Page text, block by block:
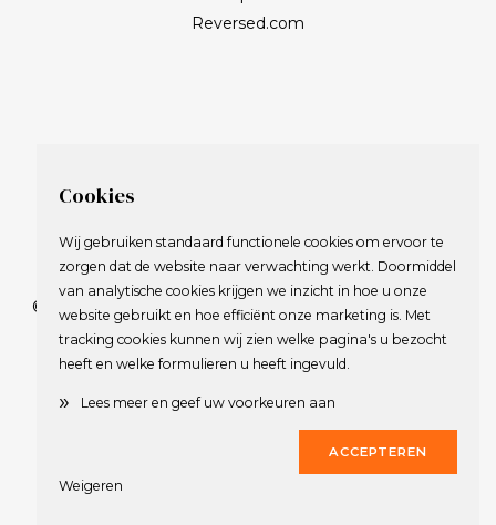
Reversed.com
© 2009-2023 Nederlandse Vereniging van Golfspelende
Journalisten.
Alle rechten voorbehouden.
Privacy Statement
Deze website werd gerealiseerd doorDirk
Cookies
Wij gebruiken standaard functionele cookies om ervoor te
zorgen dat de website naar verwachting werkt. Doormiddel
van analytische cookies krijgen we inzicht in hoe u onze
website gebruikt en hoe efficiënt onze marketing is. Met
tracking cookies kunnen wij zien welke pagina's u bezocht
heeft en welke formulieren u heeft ingevuld.
» Lees meer en geef uw voorkeuren aan
ACCEPTEREN
Weigeren